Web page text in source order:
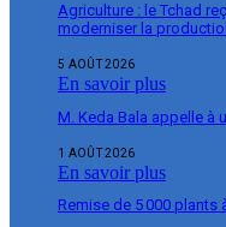
Agriculture : le Tchad
moderniser la
5 AOÛT 2026
En savoir plus
M. Keda Bala appelle à
1 AOÛT 2026
En savoir plus
Remise de 5 000 plants